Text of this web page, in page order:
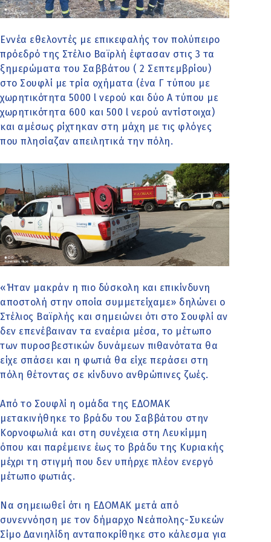
Εννέα εθελοντές με επικεφαλής τον πολύπειρο
πρόεδρό της Στέλιο Βαϊρλή έφτασαν στις 3 τα
ξημερώματα του Σαββάτου ( 2 Σεπτεμβρίου)
στο Σουφλί με τρία οχήματα (ένα Γ τύπου με
χωρητικότητα 5000 l νερού και δύο Α τύπου με
χωρητικότητα 600 και 500 l νερού αντίστοιχα)
και αμέσως ρίχτηκαν στη μάχη με τις φλόγες
που πλησίαζαν απειλητικά την πόλη.
«Ήταν μακράν η πιο δύσκολη και επικίνδυνη
αποστολή στην οποία συμμετείχαμε» δηλώνει ο
Στέλιος Βαϊρλής και σημειώνει ότι στο Σουφλί αν
δεν επενέβαιναν τα εναέρια μέσα, το μέτωπο
των πυροσβεστικών δυνάμεων πιθανότατα θα
είχε σπάσει και η φωτιά θα είχε περάσει στη
πόλη θέτοντας σε κίνδυνο ανθρώπινες ζωές.
Από το Σουφλί η ομάδα της ΕΔΟΜΑΚ
μετακινήθηκε το βράδυ του Σαββάτου στην
Κορνοφωλιά και στη συνέχεια στη Λευκίμμη
όπου και παρέμεινε έως το βράδυ της Κυριακής
μέχρι τη στιγμή που δεν υπήρχε πλέον ενεργό
μέτωπο φωτιάς.
Να σημειωθεί ότι η ΕΔΟΜΑΚ μετά από
συνεννόηση με τον δήμαρχο Νεάπολης-Συκεών
Σίμο Δανιηλίδη ανταποκρίθηκε στο κάλεσμα για